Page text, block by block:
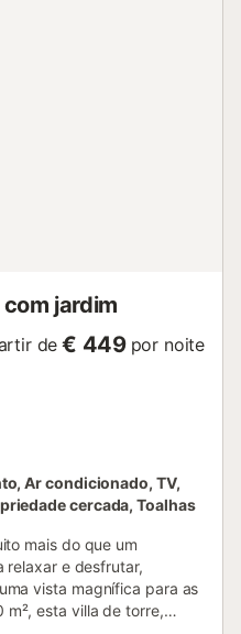
jardim
de € 449 por noite
Ar condicionado, TV,
cercada, Toalhas
mais do que um
relaxar e desfrutar,
vista magnífica para as
m², esta villa de torre,